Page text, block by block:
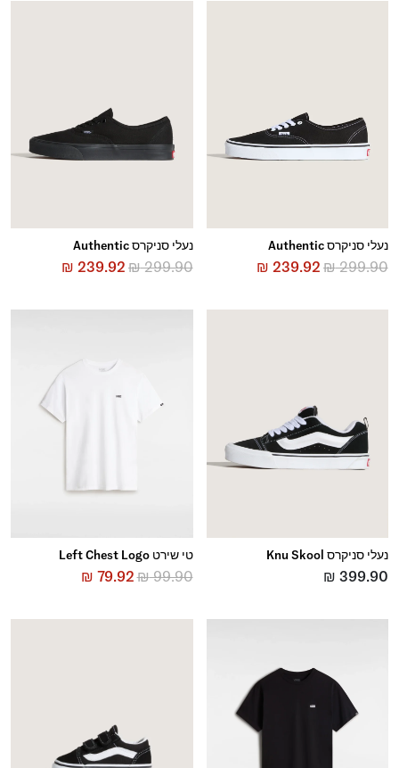
נעלי סניקרס Authentic
₪299.90
₪ 239.92
נעלי סניקרס Authentic
₪299.90
₪ 239.92
נעלי סניקרס Knu Skool
₪ 399.90
טי שירט Left Chest Logo
₪99.90
₪ 79.92